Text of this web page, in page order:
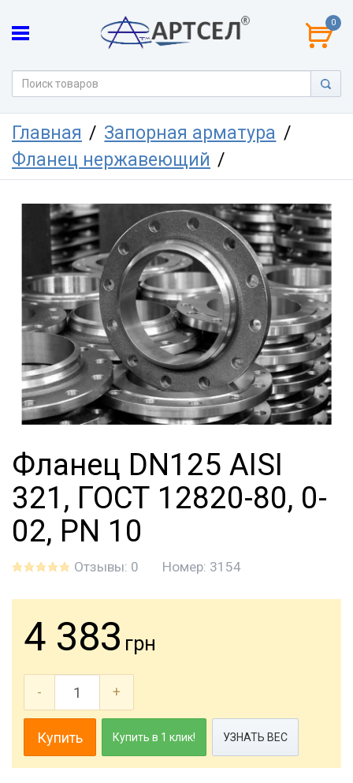
0
Главная
Запорная арматура
Фланец нержавеющий
Фланец DN125 AISI
321, ГОСТ 12820-80, 0-
02, PN 10
Отзывы: 0 Номер: 3154
4 383 грн
- +
Купить Купить в 1 клик! УЗНАТЬ ВЕС